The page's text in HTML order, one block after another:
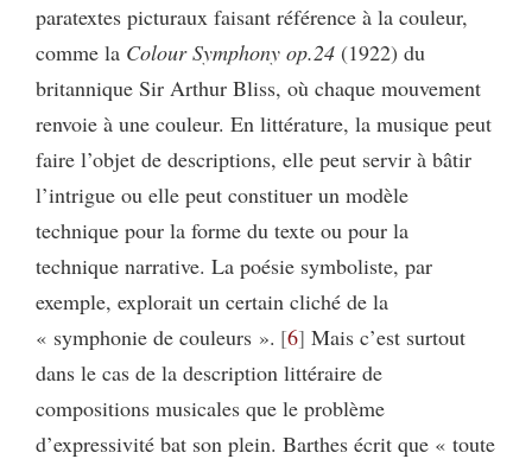
paratextes picturaux faisant référence à la couleur,
comme la Colour Symphony op.24 (1922) du
britannique Sir Arthur Bliss, où chaque mouvement
renvoie à une couleur. En littérature, la musique peut
faire l’objet de descriptions, elle peut servir à bâtir
l’intrigue ou elle peut constituer un modèle
technique pour la forme du texte ou pour la
technique narrative. La poésie symboliste, par
exemple, explorait un certain cliché de la
« symphonie de couleurs ». 6 Mais c’est surtout
dans le cas de la description littéraire de
compositions musicales que le problème
d’expressivité bat son plein. Barthes écrit que « toute